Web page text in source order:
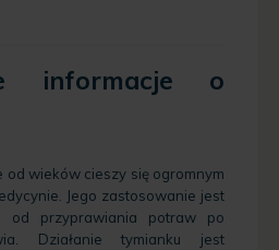
informacje o
od wieków cieszy się ogromnym
Jego zastosowanie jest
od przyprawiania potraw po
Działanie tymianku jest